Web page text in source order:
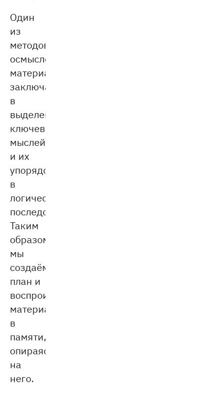
Один
из
методов
осмысления
материала
заключается
в
выделении
ключевых
мыслей
и их
упорядочивании
в
логической
последовательности.
Таким
образом,
мы
создаём
план и
воспроизводим
материал
в
памяти,
опираясь
на
него.